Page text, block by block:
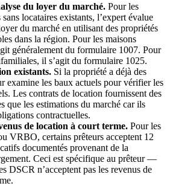
du loyer du marché. Pour les
sans locataires existants, l’expert évalue
du marché en utilisant des propriétés
dans la région. Pour les maisons
généralement du formulaire 1007. Pour
il s’agit du formulaire 1025.
existants. Si la propriété a déjà des
examine les baux actuels pour vérifier les
Les contrats de location fournissent des
que les estimations du marché car ils
contractuelles.
de location à court terme. Pour les
VRBO, certains prêteurs acceptent 12
documentés provenant de la
Ceci est spécifique au prêteur —
DSCR n’acceptent pas les revenus de